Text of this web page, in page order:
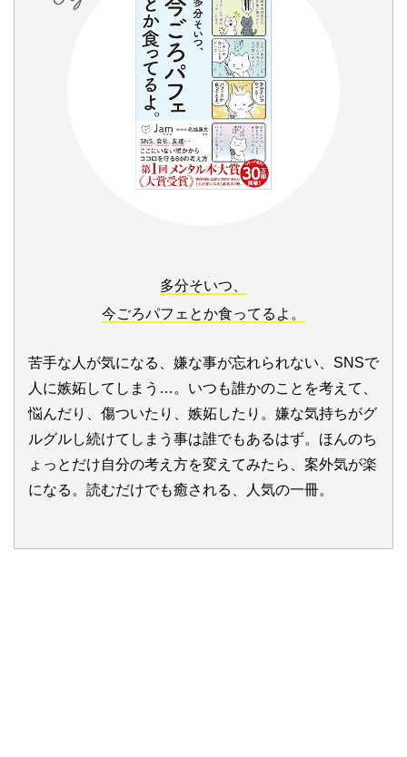
多分そいつ、
今ごろパフェとか食ってるよ。
苦手な人が気になる、嫌な事が忘れられない、SNSで
人に嫉妬してしまう…。いつも誰かのことを考えて、
悩んだり、傷ついたり、嫉妬したり。嫌な気持ちがグ
ルグルし続けてしまう事は誰でもあるはず。ほんのち
ょっとだけ自分の考え方を変えてみたら、案外気が楽
になる。読むだけでも癒される、人気の一冊。